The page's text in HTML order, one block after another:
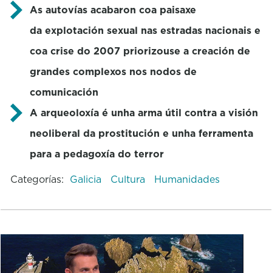
As autovías acabaron coa paisaxe
da explotación sexual nas estradas nacionais e
coa crise do 2007 priorizouse a creación de
grandes complexos nos nodos de
comunicación
A arqueoloxía é unha arma útil contra a visión
neoliberal da prostitución e unha ferramenta
para a pedagoxía do terror
Categorías: Galicia Cultura Humanidades